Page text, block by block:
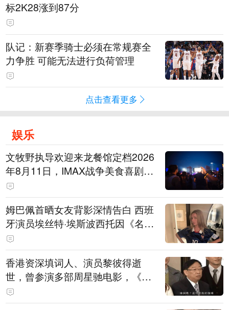
标2K28涨到87分
队记：新赛季骑士必须在常规赛全
力争胜 可能无法进行负荷管理
点击查看更多
娱乐
文牧野执导欢迎来龙餐馆定档2026
年8月11日，IMAX战争美食喜剧温
情上映
姆巴佩首晒女友背影深情告白 西班
牙演员埃丝特·埃斯波西托因《名校
风暴》走红
香港资深填词人、演员黎彼得逝
世，曾参演多部周星驰电影，《财
神到》由他填词